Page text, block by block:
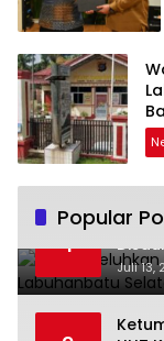
Popular
1
Juli 13,